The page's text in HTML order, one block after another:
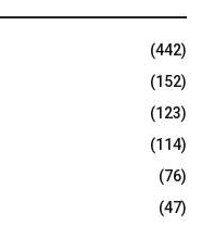
(442)
(152)
(123)
(114)
(76)
(47)